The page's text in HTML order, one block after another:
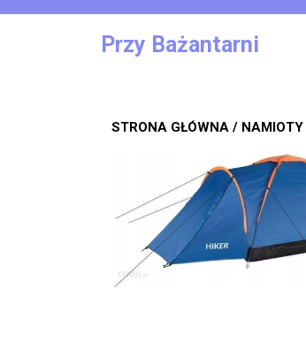
Przy Bażantarni
STRONA GŁÓWNA / NAMIOTY